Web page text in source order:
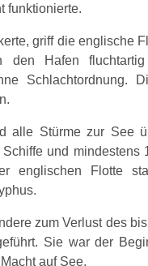
funktionierte.
griff die englische
den Hafen
Schlachtordnung.
alle Stürme zur See
und mindestens
englischen Flotte
zum Verlust des
Sie war der
auf See.